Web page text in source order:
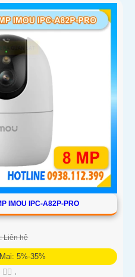
IMOU IPC-A82P-PRO
Liên hệ
5%-35%
.